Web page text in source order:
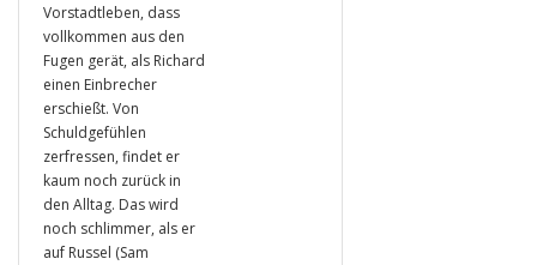
Vorstadtleben, dass
vollkommen aus den
Fugen gerät, als Richard
einen Einbrecher
erschießt. Von
Schuldgefühlen
zerfressen, findet er
kaum noch zurück in
den Alltag. Das wird
noch schlimmer, als er
auf Russel (Sam